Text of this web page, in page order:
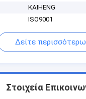
KAIHENG
ISO9001
Δείτε
Στοιχεία